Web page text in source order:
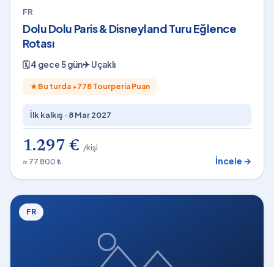
FR
Dolu Dolu Paris & Disneyland Turu Eğlence
Rotası
🗓4 gece 5 gün✈Uçaklı
★ Bu turda +778 Tourperia Puan
İlk kalkış · 8 Mar 2027
1.297 € /kişi
≈ 77.800 ₺
İncele →
FR